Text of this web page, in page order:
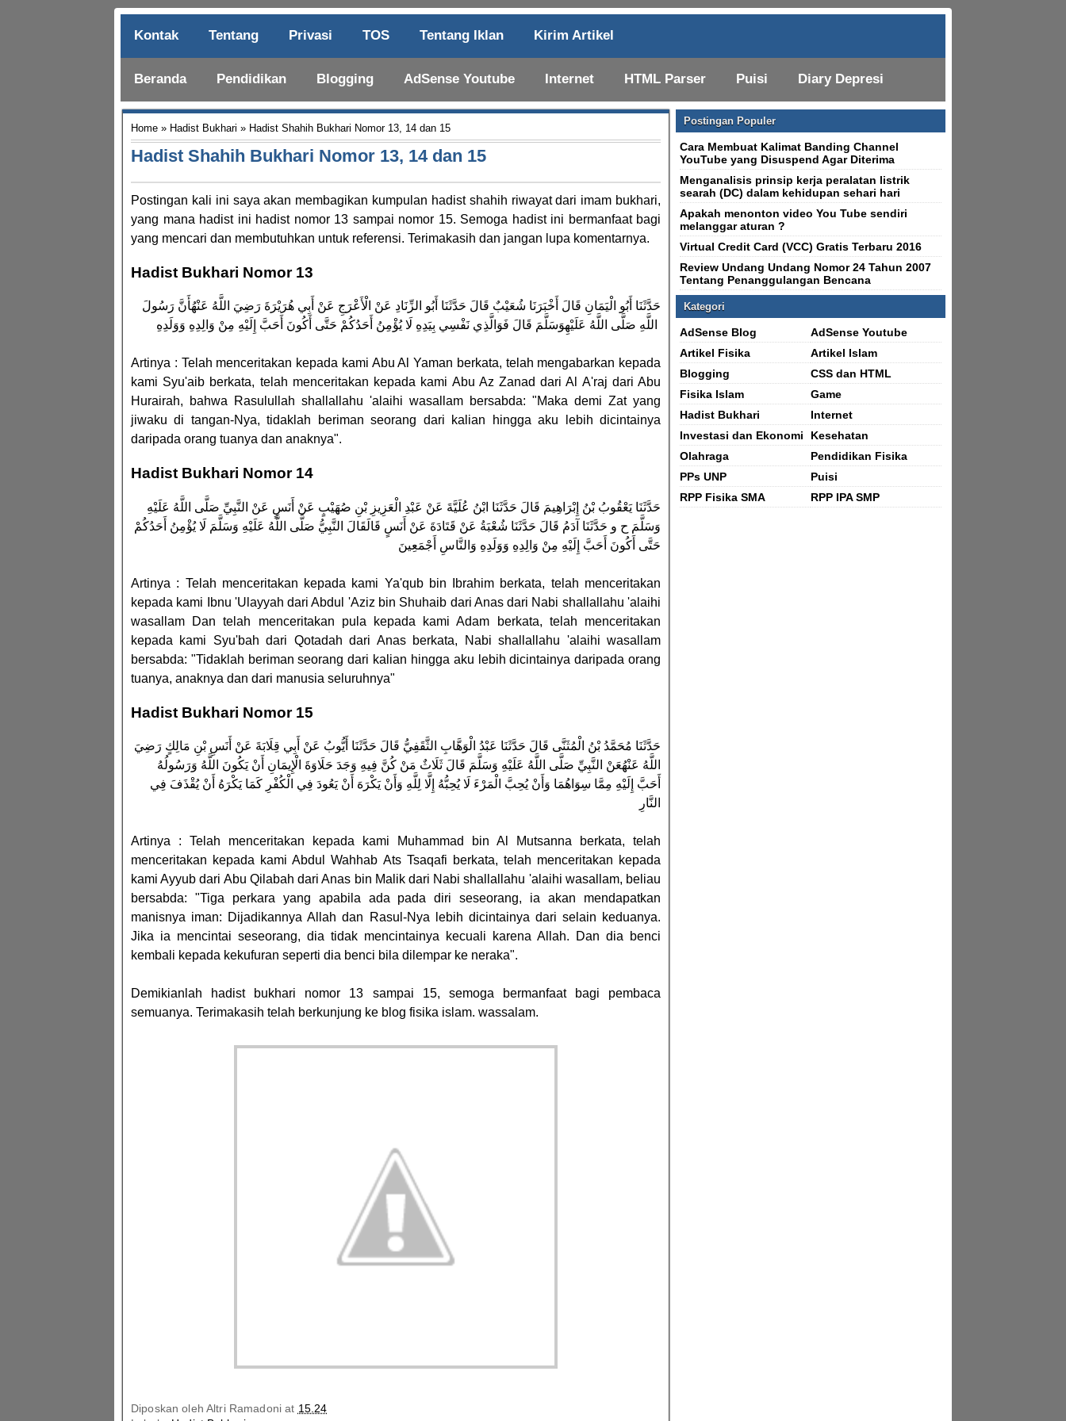
Kontak Tentang Privasi TOS Tentang Iklan Kirim Artikel
Beranda Pendidikan Blogging AdSense Youtube Internet HTML Parser Puisi Diary Depresi
Home » Hadist Bukhari » Hadist Shahih Bukhari Nomor 13, 14 dan 15
Hadist Shahih Bukhari Nomor 13, 14 dan 15
Postingan kali ini saya akan membagikan kumpulan hadist shahih riwayat dari imam bukhari,
yang mana hadist ini hadist nomor 13 sampai nomor 15. Semoga hadist ini bermanfaat bagi
yang mencari dan membutuhkan untuk referensi. Terimakasih dan jangan lupa komentarnya.
Hadist Bukhari Nomor 13
حَدَّثَنَا أَبُو الْيَمَانِ قَالَ أَخْبَرَنَا شُعَيْبٌ قَالَ حَدَّثَنَا أَبُو الزِّنَادِ عَنْ الْأَعْرَجِ عَنْ أَبِي هُرَيْرَةَ رَضِيَ اللَّهُ عَنْهُأَنَّ رَسُولَ
اللَّهِ صَلَّى اللَّهُ عَلَيْهِوَسَلَّمَ قَالَ فَوَالَّذِي نَفْسِي بِيَدِهِ لَا يُؤْمِنُ أَحَدُكُمْ حَتَّى أَكُونَ أَحَبَّ إِلَيْهِ مِنْ وَالِدِهِ وَوَلَدِهِ
Artinya : Telah menceritakan kepada kami Abu Al Yaman berkata, telah mengabarkan kepada
kami Syu'aib berkata, telah menceritakan kepada kami Abu Az Zanad dari Al A'raj dari Abu
Hurairah, bahwa Rasulullah shallallahu 'alaihi wasallam bersabda: "Maka demi Zat yang
jiwaku di tangan-Nya, tidaklah beriman seorang dari kalian hingga aku lebih dicintainya
daripada orang tuanya dan anaknya".
Hadist Bukhari Nomor 14
حَدَّثَنَا يَعْقُوبُ بْنُ إِبْرَاهِيمَ قَالَ حَدَّثَنَا ابْنُ عُلَيَّةَ عَنْ عَبْدِ الْعَزِيزِ بْنِ صُهَيْبٍ عَنْ أَنَسٍ عَنْ النَّبِيِّ صَلَّى اللَّهُ عَلَيْهِ
وَسَلَّمَ ح و حَدَّثَنَا آدَمُ قَالَ حَدَّثَنَا شُعْبَةُ عَنْ قَتَادَةَ عَنْ أَنَسٍ قَالَقَالَ النَّبِيُّ صَلَّى اللَّهُ عَلَيْهِ وَسَلَّمَ لَا يُؤْمِنُ أَحَدُكُمْ
حَتَّى أَكُونَ أَحَبَّ إِلَيْهِ مِنْ وَالِدِهِ وَوَلَدِهِ وَالنَّاسِ أَجْمَعِينَ
Artinya : Telah menceritakan kepada kami Ya'qub bin Ibrahim berkata, telah menceritakan
kepada kami Ibnu 'Ulayyah dari Abdul 'Aziz bin Shuhaib dari Anas dari Nabi shallallahu 'alaihi
wasallam Dan telah menceritakan pula kepada kami Adam berkata, telah menceritakan
kepada kami Syu'bah dari Qotadah dari Anas berkata, Nabi shallallahu 'alaihi wasallam
bersabda: "Tidaklah beriman seorang dari kalian hingga aku lebih dicintainya daripada orang
tuanya, anaknya dan dari manusia seluruhnya"
Hadist Bukhari Nomor 15
حَدَّثَنَا مُحَمَّدُ بْنُ الْمُثَنَّى قَالَ حَدَّثَنَا عَبْدُ الْوَهَّابِ الثَّقَفِيُّ قَالَ حَدَّثَنَا أَيُّوبُ عَنْ أَبِي قِلَابَةَ عَنْ أَنَسِ بْنِ مَالِكٍ رَضِيَ
اللَّهُ عَنْهُعَنْ النَّبِيِّ صَلَّى اللَّهُ عَلَيْهِ وَسَلَّمَ قَالَ ثَلَاثٌ مَنْ كُنَّ فِيهِ وَجَدَ حَلَاوَةَ الْإِيمَانِ أَنْ يَكُونَ اللَّهُ وَرَسُولُهُ
أَحَبَّ إِلَيْهِ مِمَّا سِوَاهُمَا وَأَنْ يُحِبَّ الْمَرْءَ لَا يُحِبُّهُ إِلَّا لِلَّهِ وَأَنْ يَكْرَهَ أَنْ يَعُودَ فِي الْكُفْرِ كَمَا يَكْرَهُ أَنْ يُقْذَفَ فِي
النَّارِ
Artinya : Telah menceritakan kepada kami Muhammad bin Al Mutsanna berkata, telah
menceritakan kepada kami Abdul Wahhab Ats Tsaqafi berkata, telah menceritakan kepada
kami Ayyub dari Abu Qilabah dari Anas bin Malik dari Nabi shallallahu 'alaihi wasallam, beliau
bersabda: "Tiga perkara yang apabila ada pada diri seseorang, ia akan mendapatkan
manisnya iman: Dijadikannya Allah dan Rasul-Nya lebih dicintainya dari selain keduanya.
Jika ia mencintai seseorang, dia tidak mencintainya kecuali karena Allah. Dan dia benci
kembali kepada kekufuran seperti dia benci bila dilempar ke neraka".
Demikianlah hadist bukhari nomor 13 sampai 15, semoga bermanfaat bagi pembaca
semuanya. Terimakasih telah berkunjung ke blog fisika islam. wassalam.
Diposkan oleh Altri Ramadoni at 15.24
Postingan Populer
Cara Membuat Kalimat Banding Channel
YouTube yang Disuspend Agar Diterima
Menganalisis prinsip kerja peralatan listrik
searah (DC) dalam kehidupan sehari hari
Apakah menonton video You Tube sendiri
melanggar aturan ?
Virtual Credit Card (VCC) Gratis Terbaru 2016
Review Undang Undang Nomor 24 Tahun 2007
Tentang Penanggulangan Bencana
Kategori
AdSense Blog
AdSense Youtube
Artikel Fisika
Artikel Islam
Blogging
CSS dan HTML
Fisika Islam
Game
Hadist Bukhari
Internet
Investasi dan Ekonomi
Kesehatan
Olahraga
Pendidikan Fisika
PPs UNP
Puisi
RPP Fisika SMA
RPP IPA SMP